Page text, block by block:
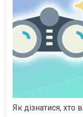
Як дізнатися, хто